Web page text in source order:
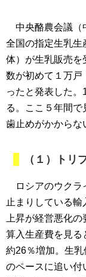
中央酪農会議（
全国の指定生乳生
体）が生乳販売を
数が初めて１万戸
ったと発表した
る。ここ５年間
歯止めがかからな
（１）トリ
ロシアのウクラ
止まりしている
上昇が経営悪化
算入生産費を見る
約26％増加。生
のペースに追い付